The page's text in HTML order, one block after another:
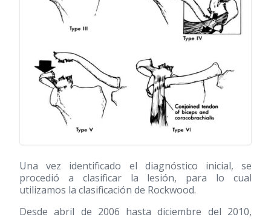
Una vez identificado el diagnóstico inicial, se
procedió a clasificar la lesión, para lo cual
utilizamos la clasificación de Rockwood.
Desde abril de 2006 hasta diciembre del 2010,